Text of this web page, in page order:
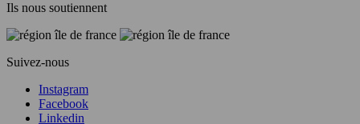
Ils nous soutiennent
Suivez-nous
Instagram
Facebook
Linkedin